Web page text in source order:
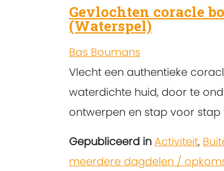
Gevlochten coracle
(Waterspel)
Bas Boumans
Vlecht een authentieke
waterdichte huid, door te
ontwerpen en stap voor stap
Gepubliceerd in Activiteit,
meerdere dagdelen /